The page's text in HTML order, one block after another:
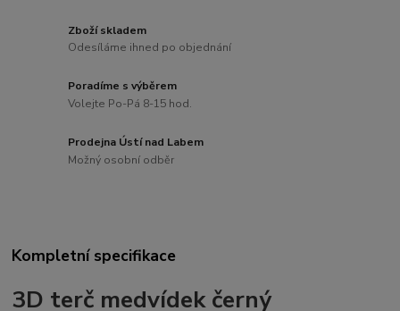
Zboží skladem
Odesíláme ihned po objednání
Poradíme s výběrem
Volejte Po-Pá 8-15 hod.
Prodejna Ústí nad Labem
Možný osobní odběr
Kompletní specifikace
3D terč medvídek černý